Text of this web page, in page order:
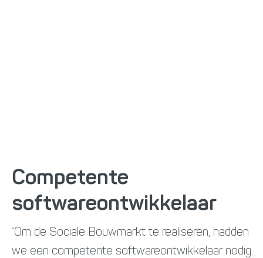
Competente
softwareontwikkelaar
‘Om de Sociale Bouwmarkt te realiseren, hadden
we een competente softwareontwikkelaar nodig.